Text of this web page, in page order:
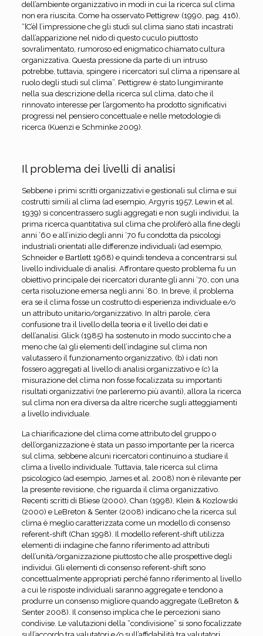
dell’ambiente organizzativo in modi in cui la ricerca sul clima
non era riuscita. Come ha osservato Pettigrew (1990, pag. 416),
“[C’è] l’impressione che gli studi sul clima siano stati incastrati
dall’apparizione nel nido di questo cuculo piuttosto
sovralimentato, rumoroso ed enigmatico chiamato cultura
organizzativa. Questa pressione da parte di un intruso
potrebbe, tuttavia, spingere i ricercatori sul clima a ripensare al
ruolo degli studi sul clima”. Pettigrew è stato lungimirante
nella sua descrizione della ricerca sul clima, dato che il
rinnovato interesse per l’argomento ha prodotto significativi
progressi nel pensiero concettuale e nelle metodologie di
ricerca (Kuenzi e Schminke 2009).
Il problema dei livelli di analisi
Sebbene i primi scritti organizzativi e gestionali sul clima e sui
costrutti simili al clima (ad esempio, Argyris 1957, Lewin et al.
1939) si concentrassero sugli aggregati e non sugli individui, la
prima ricerca quantitativa sul clima che proliferò alla fine degli
anni ’60 e all’inizio degli anni ’70 fu condotta da psicologi
industriali orientati alle differenze individuali (ad esempio,
Schneider e Bartlett 1968) e quindi tendeva a concentrarsi sul
livello individuale di analisi. Affrontare questo problema fu un
obiettivo principale dei ricercatori durante gli anni ’70, con una
certa risoluzione emersa negli anni ’80. In breve, il problema
era se il clima fosse un costrutto di esperienza individuale e/o
un attributo unitario/organizzativo. In altri parole, c’era
confusione tra il livello della teoria e il livello dei dati e
dell’analisi. Glick (1985) ha sostenuto in modo succinto che a
meno che (a) gli elementi dell’indagine sul clima non
valutassero il funzionamento organizzativo, (b) i dati non
fossero aggregati al livello di analisi organizzativo e (c) la
misurazione del clima non fosse focalizzata su importanti
risultati organizzativi (ne parleremo più avanti), allora la ricerca
sul clima non era diversa da altre ricerche sugli atteggiamenti
a livello individuale.
La chiarificazione del clima come attributo del gruppo o
dell’organizzazione è stata un passo importante per la ricerca
sul clima, sebbene alcuni ricercatori continuino a studiare il
clima a livello individuale. Tuttavia, tale ricerca sul clima
psicologico (ad esempio, James et al. 2008) non è rilevante per
la presente revisione, che riguarda il clima organizzativo.
Recenti scritti di Bliese (2000), Chan (1998), Klein & Kozlowski
(2000) e LeBreton & Senter (2008) indicano che la ricerca sul
clima è meglio caratterizzata come un modello di consenso
referent-shift (Chan 1998). Il modello referent-shift utilizza
elementi di indagine che fanno riferimento ad attributi
dell’unità/organizzazione piuttosto che alle prospettive degli
individui. Gli elementi di consenso referent-shift sono
concettualmente appropriati perché fanno riferimento al livello
a cui le risposte individuali saranno aggregate e tendono a
produrre un consenso migliore quando aggregate (LeBreton &
Senter 2008). Il consenso implica che le percezioni siano
condivise. Le valutazioni della “condivisione” si sono focalizzate